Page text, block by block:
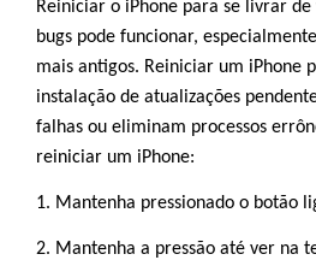
Reiniciar o iPhone para se livrar
bugs pode funcionar,
mais antigos. Reiniciar um iPhone
instalação de atualizações
falhas ou eliminam processos
reiniciar um iPhone:
1. Mantenha pressionado o botão
2. Mantenha a pressão até ver na